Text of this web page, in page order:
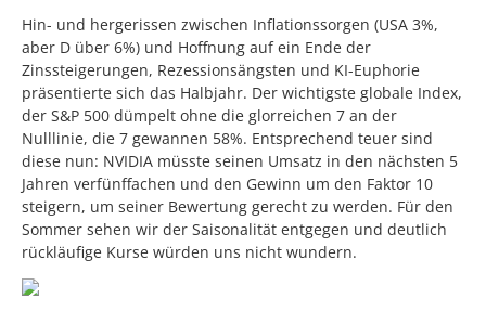
Hin- und hergerissen zwischen Inflationssorgen (USA 3%,
aber D über 6%) und Hoffnung auf ein Ende der
Zinssteigerungen, Rezessionsängsten und KI-Euphorie
präsentierte sich das Halbjahr. Der wichtigste globale Index,
der S&P 500 dümpelt ohne die glorreichen 7 an der
Nulllinie, die 7 gewannen 58%. Entsprechend teuer sind
diese nun: NVIDIA müsste seinen Umsatz in den nächsten 5
Jahren verfünffachen und den Gewinn um den Faktor 10
steigern, um seiner Bewertung gerecht zu werden. Für den
Sommer sehen wir der Saisonalität entgegen und deutlich
rückläufige Kurse würden uns nicht wundern.